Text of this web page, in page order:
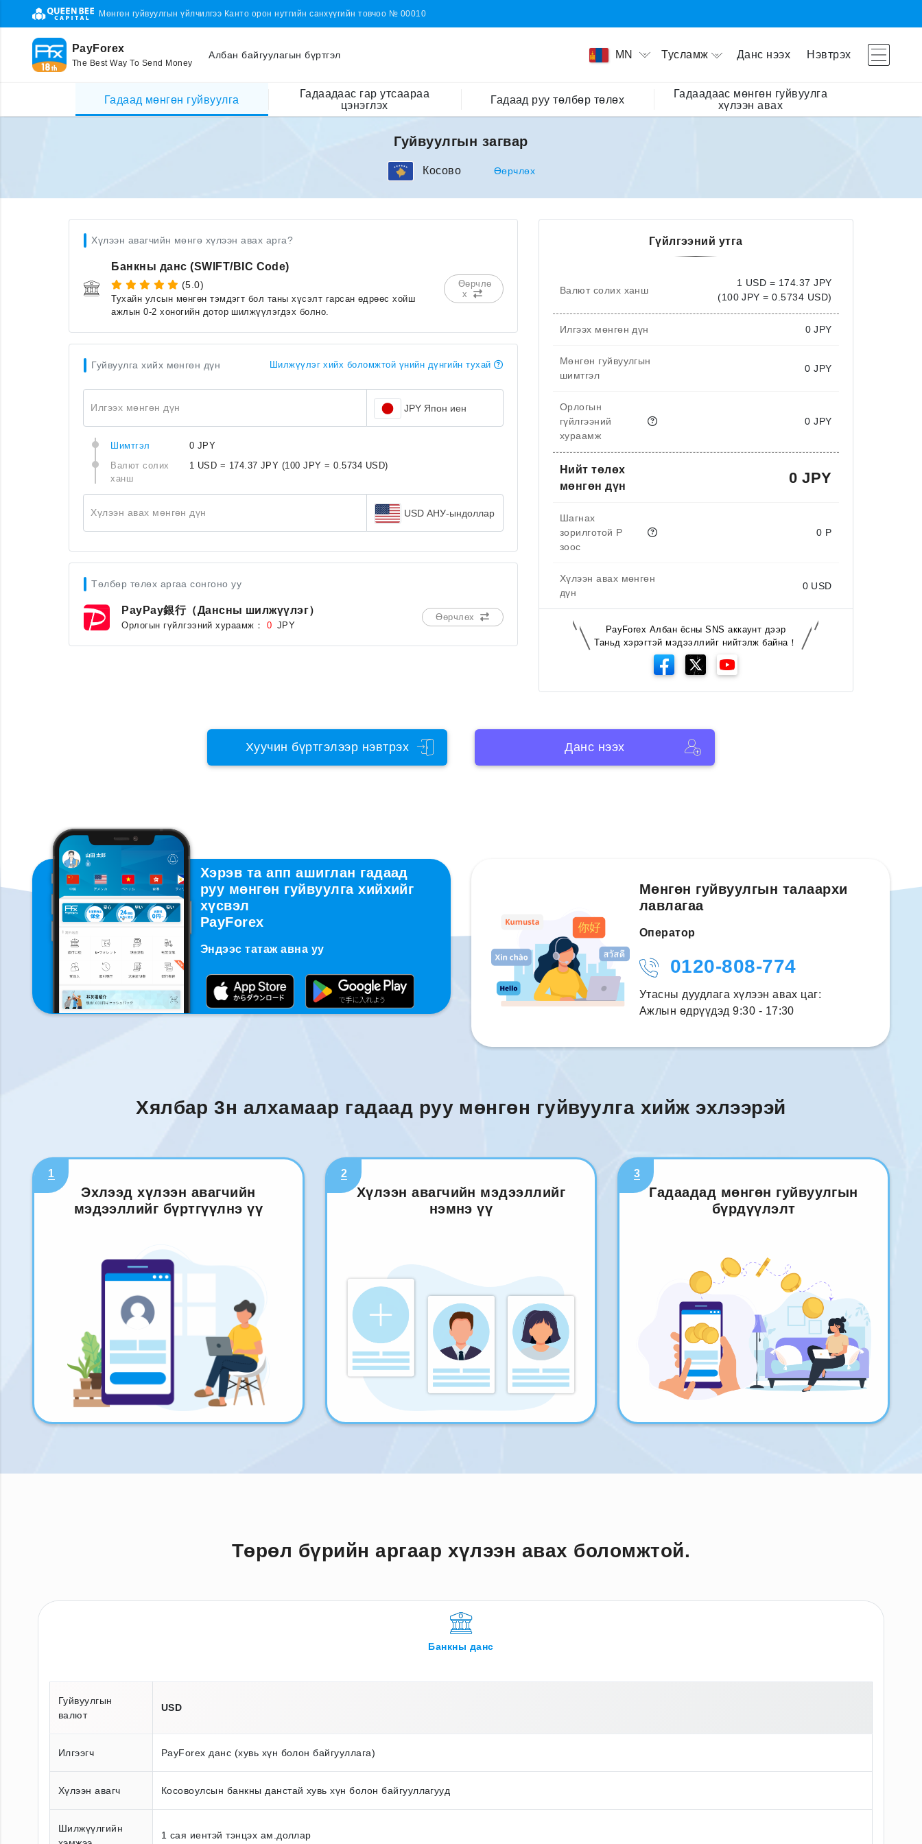
Мөнгөн гуйвуулгын үйлчилгээ Канто орон нутгийн санхүүгийн товчоо № 00010
PayForex
The Best Way To Send Money
Албан байгуулагын бүртгэл MN Тусламж Данс нээх Нэвтрэх
Гадаад мөнгөн гуйвуулга
Гадаадаас гар утсаараа
цэнэглэх
Гадаад руу төлбөр төлөх
Гадаадаас мөнгөн гуйвуулга
хүлээн авах
Гуйвуулгын загвар
Косово Өөрчлөх
Хүлээн авагчийн мөнгө хүлээн авах арга?
Банкны данс (SWIFT/BIC Code)
(5.0)
Тухайн улсын мөнгөн тэмдэгт бол таны хүсэлт гарсан өдрөөс хойш
ажлын 0-2 хоногийн дотор шилжүүлэгдэх болно.
Өөрчлө
х
Гуйвуулга хийх мөнгөн дүн Шилжүүлэг хийх боломжтой үнийн дүнгийн тухай
Илгээх мөнгөн дүн JPY Япон иен
Шимтгэл
0 JPY
Валют солих
ханш
1 USD = 174.37 JPY (100 JPY = 0.5734 USD)
Хүлээн авах мөнгөн дүн USD АНУ-ындоллар
Төлбөр төлөх аргаа сонгоно уу
PayPay銀行（Дансны шилжүүлэг）
Орлогын гүйлгээний хураамж： 0 JPY
Өөрчлөх
Гүйлгээний утга
Валют солих ханш
1 USD = 174.37 JPY
(100 JPY = 0.5734 USD)
Илгээх мөнгөн дүн 0 JPY
Мөнгөн гуйвуулгын
шимтгэл
0 JPY
Орлогын
гүйлгээний
хураамж
0 JPY
Нийт төлөх
мөнгөн дүн
0 JPY
Шагнах
зорилготой P
зоос
0 P
Хүлээн авах мөнгөн
дүн
0 USD
PayForex Албан ёсны SNS аккаунт дээр
Таньд хэрэгтэй мэдээллийг нийтэлж байна！
Хуучин бүртгэлээр нэвтрэх Данс нээх
Хэрэв та апп ашиглан гадаад
руу мөнгөн гуйвуулга хийхийг
хүсвэл
PayForex
Эндээс татаж авна уу
Мөнгөн гуйвуулгын талаархи
лавлагаа
Оператор
0120-808-774
Утасны дуудлага хүлээн авах цаг:
Ажлын өдрүүдэд 9:30 - 17:30
Хялбар 3н алхамаар гадаад руу мөнгөн гуйвуулга хийж эхлээрэй
1
Эхлээд хүлээн авагчийн
мэдээллийг бүртгүүлнэ үү
2
Хүлээн авагчийн мэдээллийг
нэмнэ үү
3
Гадаадад мөнгөн гуйвуулгын
бүрдүүлэлт
Төрөл бүрийн аргаар хүлээн авах боломжтой.
Банкны данс
Гуйвуулгын
валют
USD
Илгээгч PayForex данс (хувь хүн болон байгууллага)
Хүлээн авагч Косовоулсын банкны данстай хувь хүн болон байгууллагууд
Шилжүүлгийн
1 сая иентэй тэнцэх ам.доллар